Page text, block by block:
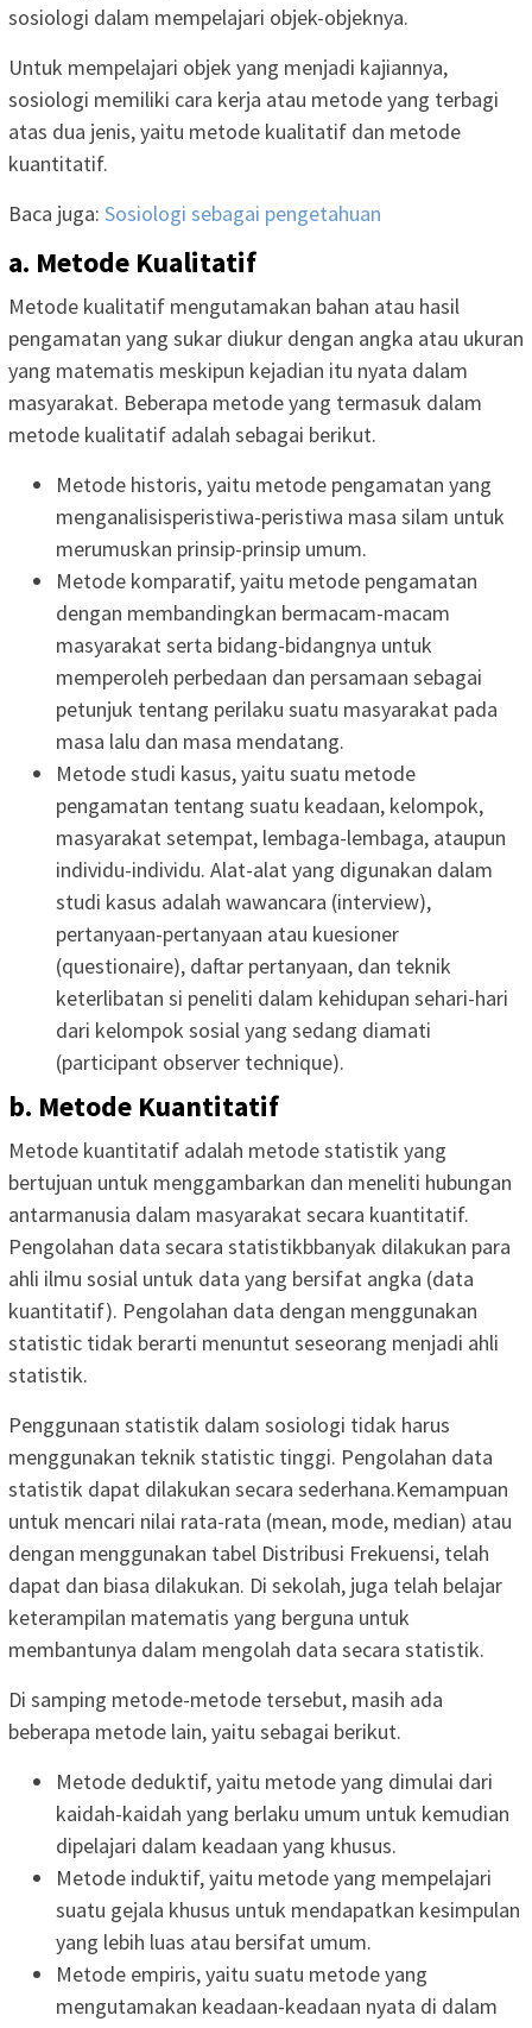
sosiologi dalam mempelajari objek-objeknya.
Untuk mempelajari objek yang menjadi kajiannya,
sosiologi memiliki cara kerja atau metode yang terbagi
atas dua jenis, yaitu metode kualitatif dan metode
kuantitatif.
Baca juga: Sosiologi sebagai pengetahuan
a. Metode Kualitatif
Metode kualitatif mengutamakan bahan atau hasil
pengamatan yang sukar diukur dengan angka atau ukuran
yang matematis meskipun kejadian itu nyata dalam
masyarakat. Beberapa metode yang termasuk dalam
metode kualitatif adalah sebagai berikut.
Metode historis, yaitu metode pengamatan yang
menganalisisperistiwa-peristiwa masa silam untuk
merumuskan prinsip-prinsip umum.
Metode komparatif, yaitu metode pengamatan
dengan membandingkan bermacam-macam
masyarakat serta bidang-bidangnya untuk
memperoleh perbedaan dan persamaan sebagai
petunjuk tentang perilaku suatu masyarakat pada
masa lalu dan masa mendatang.
Metode studi kasus, yaitu suatu metode
pengamatan tentang suatu keadaan, kelompok,
masyarakat setempat, lembaga-lembaga, ataupun
individu-individu. Alat-alat yang digunakan dalam
studi kasus adalah wawancara (interview),
pertanyaan-pertanyaan atau kuesioner
(questionaire), daftar pertanyaan, dan teknik
keterlibatan si peneliti dalam kehidupan sehari-hari
dari kelompok sosial yang sedang diamati
(participant observer technique).
b. Metode Kuantitatif
Metode kuantitatif adalah metode statistik yang
bertujuan untuk menggambarkan dan meneliti hubungan
antarmanusia dalam masyarakat secara kuantitatif.
Pengolahan data secara statistikbbanyak dilakukan para
ahli ilmu sosial untuk data yang bersifat angka (data
kuantitatif). Pengolahan data dengan menggunakan
statistic tidak berarti menuntut seseorang menjadi ahli
statistik.
Penggunaan statistik dalam sosiologi tidak harus
menggunakan teknik statistic tinggi. Pengolahan data
statistik dapat dilakukan secara sederhana.Kemampuan
untuk mencari nilai rata-rata (mean, mode, median) atau
dengan menggunakan tabel Distribusi Frekuensi, telah
dapat dan biasa dilakukan. Di sekolah, juga telah belajar
keterampilan matematis yang berguna untuk
membantunya dalam mengolah data secara statistik.
Di samping metode-metode tersebut, masih ada
beberapa metode lain, yaitu sebagai berikut.
Metode deduktif, yaitu metode yang dimulai dari
kaidah-kaidah yang berlaku umum untuk kemudian
dipelajari dalam keadaan yang khusus.
Metode induktif, yaitu metode yang mempelajari
suatu gejala khusus untuk mendapatkan kesimpulan
yang lebih luas atau bersifat umum.
Metode empiris, yaitu suatu metode yang
mengutamakan keadaan-keadaan nyata di dalam